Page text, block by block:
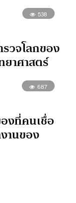
538
วจโลกของ
าศาสตร์
687
งที่คนเชื่อ
านของ